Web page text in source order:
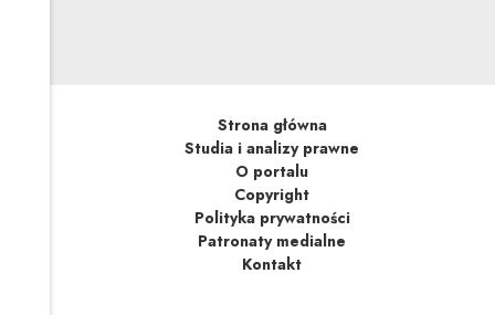
Strona główna
Studia i analizy prawne
O portalu
Copyright
Polityka prywatności
Patronaty medialne
Kontakt